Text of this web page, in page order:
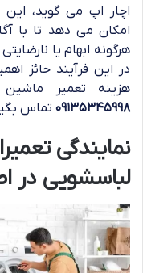
اچار اپ می گوید،
امکان می دهد تا با
هرگونه ابهام یا
در این فرآیند حائز
هزینه تعمیر
۰۹۱۳۵۳۴۵۹۹۸ تماس
نمایندگی
لباسشویی در